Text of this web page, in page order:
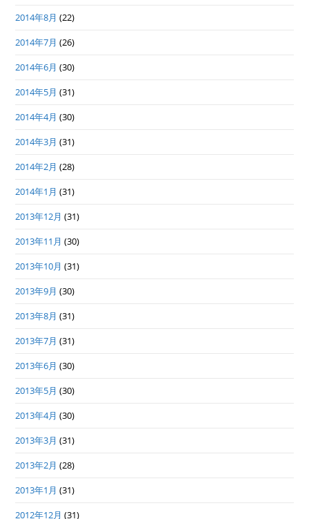
2014年8月 (22)
2014年7月 (26)
2014年6月 (30)
2014年5月 (31)
2014年4月 (30)
2014年3月 (31)
2014年2月 (28)
2014年1月 (31)
2013年12月 (31)
2013年11月 (30)
2013年10月 (31)
2013年9月 (30)
2013年8月 (31)
2013年7月 (31)
2013年6月 (30)
2013年5月 (30)
2013年4月 (30)
2013年3月 (31)
2013年2月 (28)
2013年1月 (31)
2012年12月 (31)